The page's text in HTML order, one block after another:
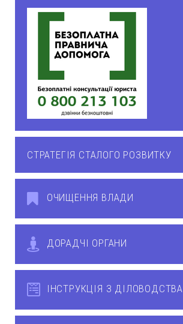
СТРАТЕГІЯ СТАЛОГО РОЗВИТКУ
ОЧИЩЕННЯ ВЛАДИ
ДОРАДЧІ ОРГАНИ
ІНСТРУКЦІЯ З ДІЛОВОДСТВА